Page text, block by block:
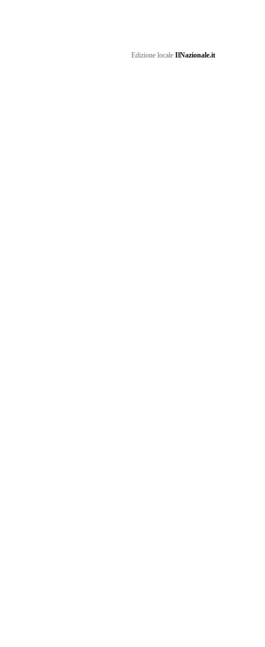
Edizione locale IlNazionale.it